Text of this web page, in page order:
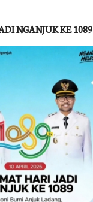
NGANJUK KE 1089